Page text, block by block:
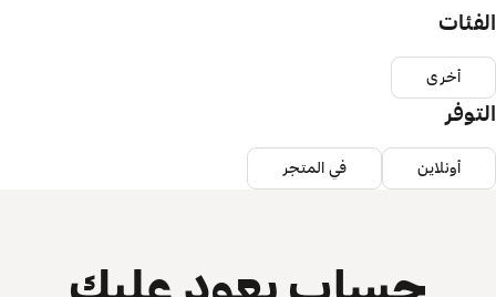
الفئات
أخرى
التوفر
أونلاين في المتجر